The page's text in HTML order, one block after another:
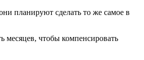
планируют сделать то же самое в
месяцев, чтобы компенсировать